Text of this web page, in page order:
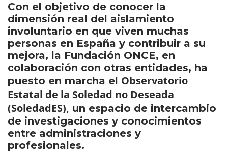
Con el objetivo de conocer la
dimensión real del aislamiento
involuntario en que viven muchas
personas en España y contribuir a su
mejora, la Fundación ONCE, en
colaboración con otras entidades, ha
puesto en marcha el Observatorio
Estatal de la Soledad no Deseada
(SoledadES), un espacio de intercambio
de investigaciones y conocimientos
entre administraciones y
profesionales.